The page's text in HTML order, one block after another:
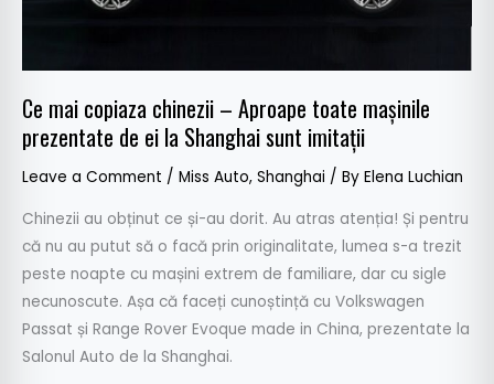
Ce mai copiaza chinezii – Aproape toate mașinile
prezentate de ei la Shanghai sunt imitații
Leave a Comment / Miss Auto, Shanghai / By Elena Luchian
Chinezii au obținut ce și-au dorit. Au atras atenția! Și pentru
că nu au putut să o facă prin originalitate, lumea s-a trezit
peste noapte cu mașini extrem de familiare, dar cu sigle
necunoscute. Așa că faceți cunoștință cu Volkswagen
Passat și Range Rover Evoque made in China, prezentate la
Salonul Auto de la Shanghai.
prezentate
de
ei
la
Shanghai
sunt
imitații